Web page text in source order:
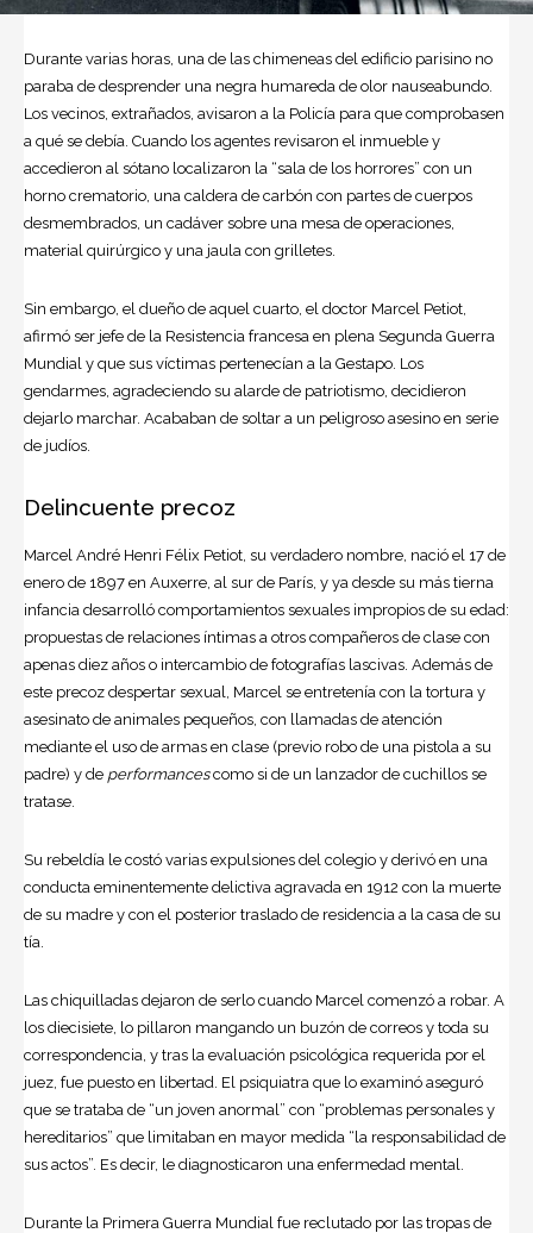
Durante varias horas, una de las chimeneas del edificio parisino no
paraba de desprender una negra humareda de olor nauseabundo.
Los vecinos, extrañados, avisaron a la Policía para que comprobasen
a qué se debía. Cuando los agentes revisaron el inmueble y
accedieron al sótano localizaron la “sala de los horrores” con un
horno crematorio, una caldera de carbón con partes de cuerpos
desmembrados, un cadáver sobre una mesa de operaciones,
material quirúrgico y una jaula con grilletes.
Sin embargo, el dueño de aquel cuarto, el doctor Marcel Petiot,
afirmó ser jefe de la Resistencia francesa en plena Segunda Guerra
Mundial y que sus víctimas pertenecían a la Gestapo . Los
gendarmes, agradeciendo su alarde de patriotismo, decidieron
dejarlo marchar. Acababan de soltar a un peligroso asesino en serie
de judíos.
Delincuente precoz
Marcel André Henri Félix Petiot, su verdadero nombre, nació el 17 de
enero de 1897 en Auxerre, al sur de París, y ya desde su más tierna
infancia desarrolló comportamientos sexuales impropios de su edad:
propuestas de relaciones íntimas a otros compañeros de clase con
apenas diez años o intercambio de fotografías lascivas. Además de
este precoz despertar sexual, Marcel se entretenía con la tortura y
asesinato de animales pequeños, con llamadas de atención
mediante el uso de armas en clase (previo robo de una pistola a su
padre) y de performancescomo si de un lanzador de cuchillos se
tratase.
Su rebeldía le costó varias expulsiones del colegio y derivó en una
conducta eminentemente delictiva agravada en 1912 con la muerte
de su madre y con el posterior traslado de residencia a la casa de su
tía.
Las chiquilladas dejaron de serlo cuando Marcel comenzó a robar. A
los diecisiete, lo pillaron mangando un buzón de correos y toda su
correspondencia, y tras la evaluación psicológica requerida por el
juez, fue puesto en libertad. El psiquiatra que lo examinó aseguró
que se trataba de “un joven anormal” con “problemas personales y
hereditarios” que limitaban en mayor medida “la responsabilidad de
sus actos”. Es decir, le diagnosticaron una enfermedad mental.
Durante la Primera Guerra Mundial fue reclutado por las tropas de